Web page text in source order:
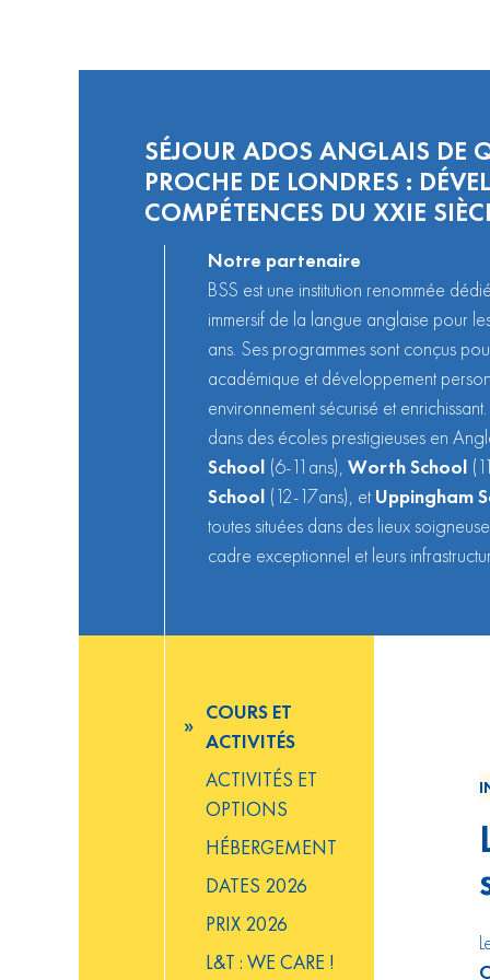
SÉJOUR ADOS ANGLAIS DE
PROCHE DE LONDRES :
COMPÉTENCES DU XXIE
Notre partenaire
BSS est une institution renommée
immersif de la langue anglaise pour
ans. Ses programmes sont conçus
académique et développement
environnement sécurisé et
dans des écoles prestigieuses en
School (6-11ans), Worth School
School (12-17ans), etUppingham
toutes situées dans des lieux
cadre exceptionnel et leurs
COURS ET
ACTIVITÉS
ACTIVITÉS ET
OPTIONS
HÉBERGEMENT
DATES 2026
PRIX 2026
L&T : WE CARE !